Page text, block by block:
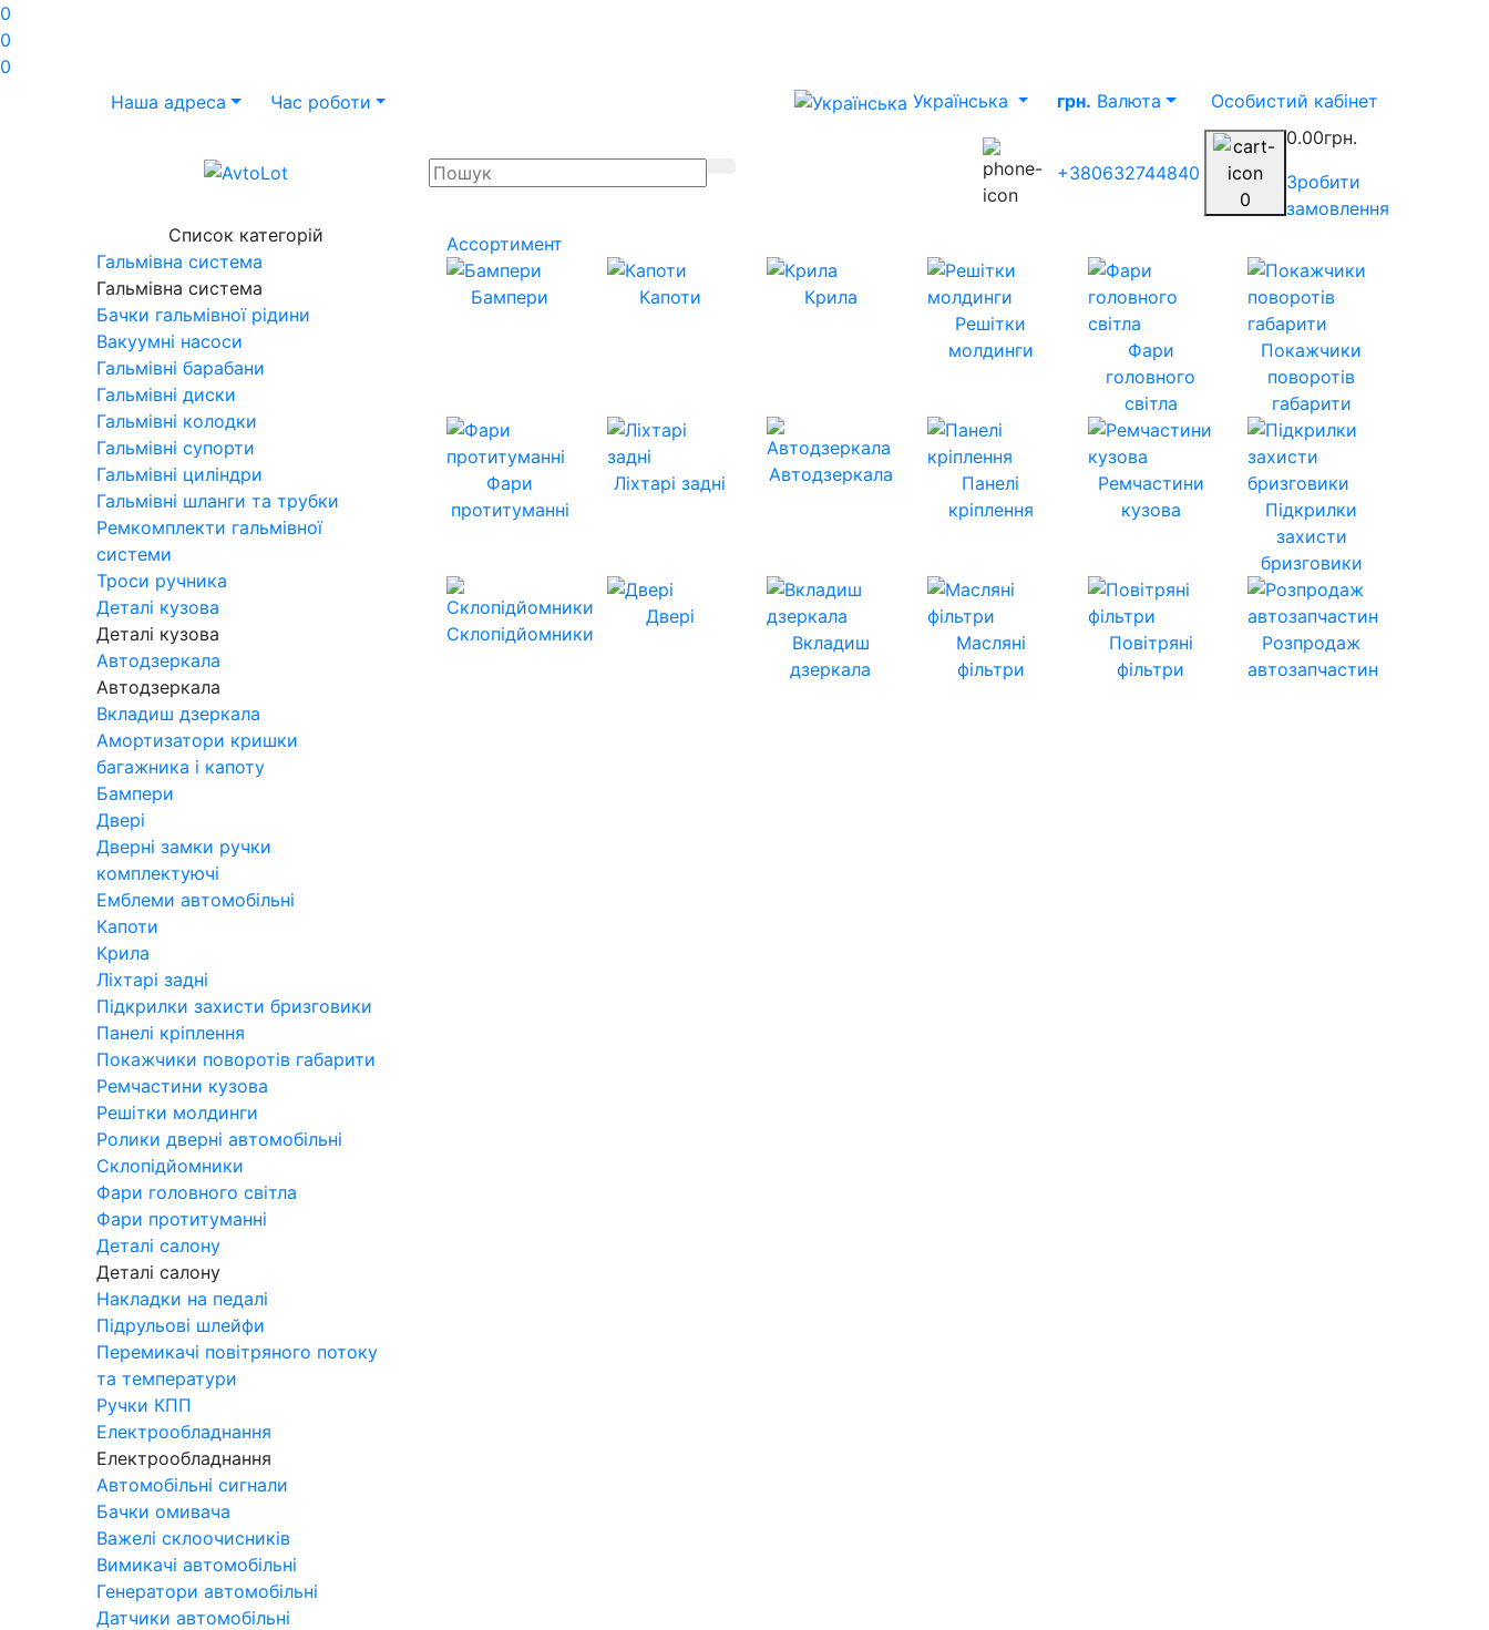
0
0
0
Наша адреса
Час роботи Українська грн. Валюта Особистий кабінет
+380632744840
0
0.00грн.
Зробити
замовлення
Список категорій
Гальмівна система
Гальмівна система
Бачки гальмівної рідини
Вакуумні насоси
Гальмівні барабани
Гальмівні диски
Гальмівні колодки
Гальмівні супорти
Гальмівні циліндри
Гальмівні шланги та трубки
Ремкомплекти гальмівної
системи
Троси ручника
Деталі кузова
Деталі кузова
Автодзеркала
Автодзеркала
Вкладиш дзеркала
Амортизатори кришки
багажника і капоту
Бампери
Двері
Дверні замки ручки
комплектуючі
Емблеми автомобільні
Капоти
Крила
Ліхтарі задні
Підкрилки захисти бризговики
Панелі кріплення
Покажчики поворотів габарити
Ремчастини кузова
Решітки молдинги
Ролики дверні автомобільні
Склопідйомники
Фари головного світла
Фари протитуманні
Деталі салону
Деталі салону
Накладки на педалі
Підрульові шлейфи
Перемикачі повітряного потоку
та температури
Ручки КПП
Електрообладнання
Електрообладнання
Автомобільні сигнали
Бачки омивача
Важелі склоочисників
Вимикачі автомобільні
Генератори автомобільні
Датчики автомобільні
Ассортимент
Бампери Капоти
Крила
Решітки
молдинги
Фари
головного
світла
Покажчики
поворотів
габарити
Фари
протитуманні
Ліхтарі задні Автодзеркала
Панелі
кріплення
Ремчастини
кузова
Підкрилки
захисти
бризговики
Склопідйомники
Двері
Вкладиш
дзеркала
Масляні
фільтри
Повітряні
фільтри
Розпродаж
автозапчастин